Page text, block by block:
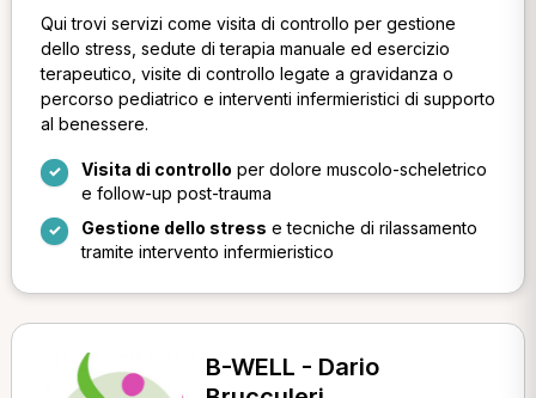
Qui trovi servizi come visita di controllo per gestione
dello stress, sedute di terapia manuale ed esercizio
terapeutico, visite di controllo legate a gravidanza o
percorso pediatrico e interventi infermieristici di supporto
al benessere.
Visita di controllo per dolore muscolo-scheletrico
e follow-up post-trauma
Gestione dello stress e tecniche di rilassamento
tramite intervento infermieristico
B-WELL - Dario